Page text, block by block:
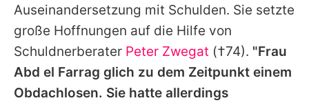
Auseinandersetzung mit Schulden. Sie setzte
große Hoffnungen auf die Hilfe von
Schuldnerberater Peter Zwegat (†74). "Frau
Abd el Farrag glich zu dem Zeitpunkt einem
Obdachlosen. Sie hatte allerdings